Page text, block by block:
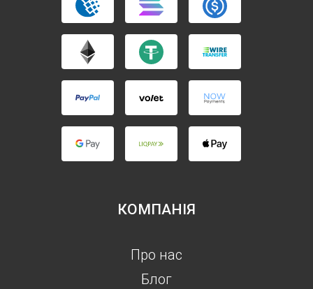
КОМПАНІЯ
Про нас
Блог